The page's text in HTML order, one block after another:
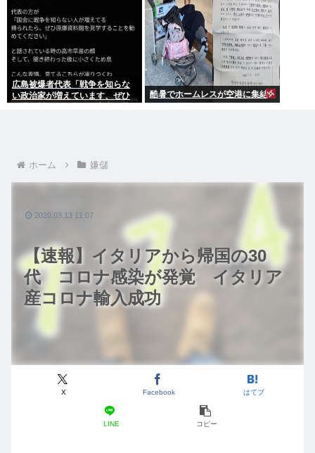
広島被爆者代表「戦争を知らな
い政治家が増えています、ぜひ
酷暑でホームレスが空港に集結
ホーム 嫌儲
【速報】イタリアから帰国の30
代 コロナ感染が発覚 イタリア
産コロナ輸入成功
X Facebook はてブ
LINE コピー
2020.03.13 11:07